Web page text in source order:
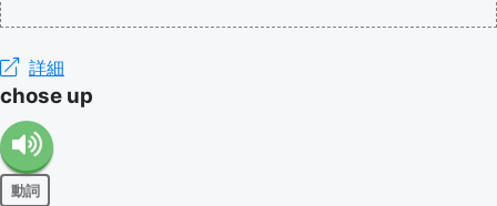
詳細
chose up
動詞